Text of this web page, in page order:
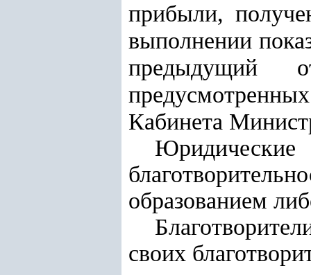
прибыли,
выполнении
предыдущий
Кабинета
образованием
своих